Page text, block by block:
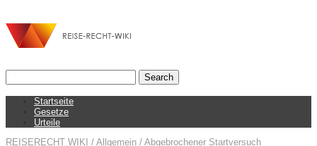
Startseite
Gesetze
Urteile
REISERECHT WIKI / Allgemein / Abgebrochener Startversuch